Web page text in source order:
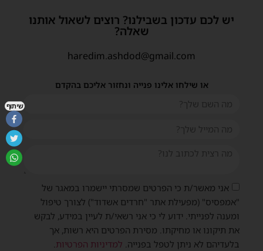
יש לכם עדכון בשבילנו? רוצים לשאול אותנו
שאלה?
haredim.ashdod@gmail.com
או שילחו אלינו פנייה ונחזור אליכם בהקדם
אני מאשר/ת כי הפרטים שמסרתי יישמרו במאגר של
"אמפסיס" (מפעילת אתר "חרדים אשדוד") לצורך טיפול
ומענה לפנייתי. ידוע לי כי אני רשאי/ת לעיין במידע, לבקש
את תיקונו או מחיקתו. מסירת הפרטים היא רשות, אך
בלעדיהם לא ניתן לטפל בפנייה. למדיניות הפרטיות.
שיתוף